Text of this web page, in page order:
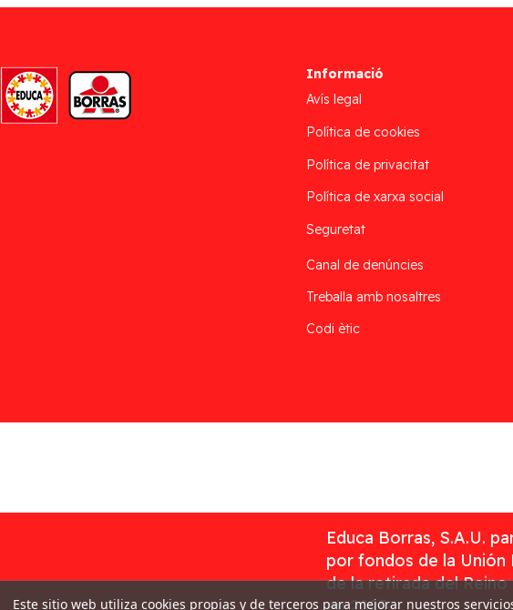
Informació
Avís legal
Política de cookies
Política de privacitat
Política de xarxa social
Seguretat
Canal de denúncies
Treballa amb nosaltres
Codi ètic
Educa Borras, S.A.U.
por fondos de la Unión
de la retirada del
Este sitio web utiliza cookies propias y de terceros para mejorar nuestros